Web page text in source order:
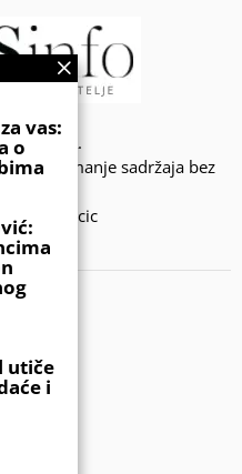
preuzimanje sadržaja bez
SIjercic
vas:
o
utiče
i